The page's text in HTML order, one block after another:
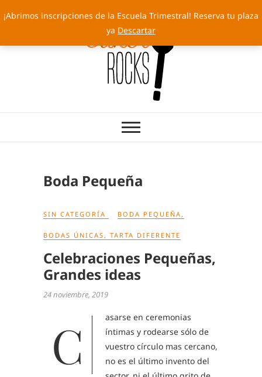
¡Abrimos inscripciones de la Escuela Trimestral! Reserva tu plaza
ya Descartar
al
Cakery Rocks
Boda Pequeña
SIN CATEGORÍA BODA PEQUEÑA,
BODAS ÚNICAS, TARTA DIFERENTE
Celebraciones Pequeñas,
Grandes ideas
24 noviembre, 2019
C
asarse en ceremonias
íntimas y rodearse sólo de
vuestro círculo mas cercano,
no es el último invento del